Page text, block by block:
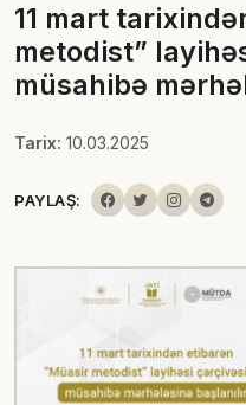
11 mart
metodist”
müsahibə
Tarix: 10.03.2025
PAYLAŞ: